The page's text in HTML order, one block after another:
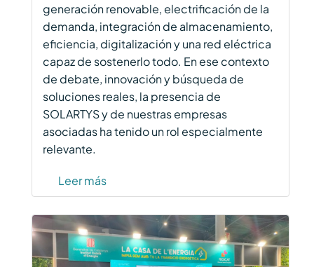
generación renovable, electrificación de la
demanda, integración de almacenamiento,
eficiencia, digitalización y una red eléctrica
capaz de sostenerlo todo. En ese contexto
de debate, innovación y búsqueda de
soluciones reales, la presencia de
SOLARTYS y de nuestras empresas
asociadas ha tenido un rol especialmente
relevante.
Leer más